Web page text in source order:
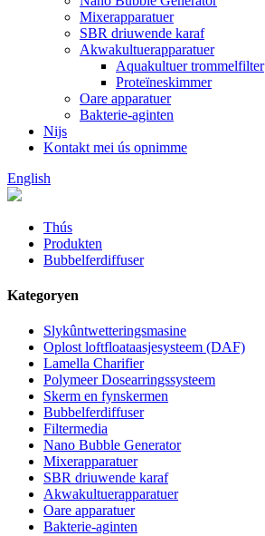
Mixerapparatuer
SBR driuwende karaf
Akwakultuerapparatuer
Aquakultuer trommelfilter
Proteïneskimmer
Oare apparatuer
Bakterie-aginten
Nijs
Kontakt mei ús opnimme
English
Thús
Produkten
Bubbelferdiffuser
Kategoryen
Slykûntwetteringsmasine
Oplost loftfloataasjesysteem (DAF)
Lamella Charifier
Polymeer Dosearringssysteem
Skerm en fynskermen
Bubbelferdiffuser
Filtermedia
Nano Bubble Generator
Mixerapparatuer
SBR driuwende karaf
Akwakultuerapparatuer
Oare apparatuer
Bakterie-aginten